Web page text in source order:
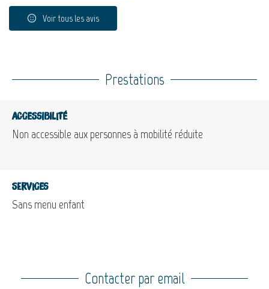
Voir tous les avis
Prestations
Accessibilité
Non accessible aux personnes à mobilité réduite
Services
Sans menu enfant
Contacter par email